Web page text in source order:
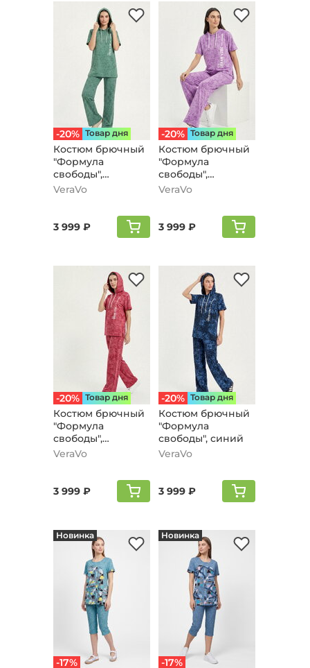
-20% Товар дня
Костюм брючный
"Формула
свободы",
зеленый
VeraVo
3 999 ₽
-20% Товар дня
Костюм брючный
"Формула
свободы",
сиреневый
VeraVo
3 999 ₽
-20% Товар дня
Костюм брючный
"Формула
свободы",
бордовый
VeraVo
3 999 ₽
-20% Товар дня
Костюм брючный
"Формула
свободы", синий
VeraVo
3 999 ₽
-17%
Новинка
-17%
Новинка